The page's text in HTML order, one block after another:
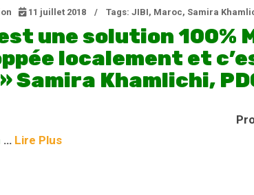
11 juillet 2018 / Tags: JIBI, Maroc, Samira
une solution 100%
localement et
Samira Khamlichi,
… Lire Plus